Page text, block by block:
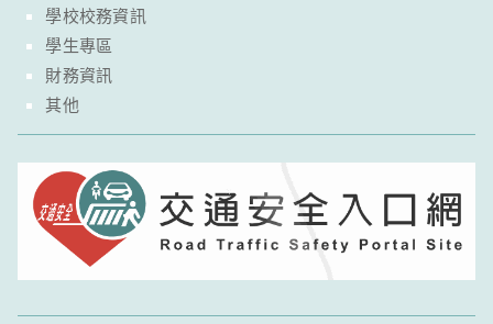
學校校務資訊
學生專區
財務資訊
其他